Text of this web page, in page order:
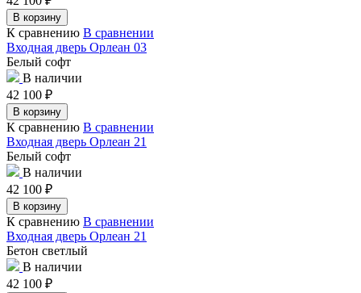
В корзину
К сравнению В сравнении
Входная дверь Орлеан 03
Белый софт
В наличии
42 100 ₽
В корзину
К сравнению В сравнении
Входная дверь Орлеан 21
Белый софт
В наличии
42 100 ₽
В корзину
К сравнению В сравнении
Входная дверь Орлеан 21
Бетон светлый
В наличии
42 100 ₽